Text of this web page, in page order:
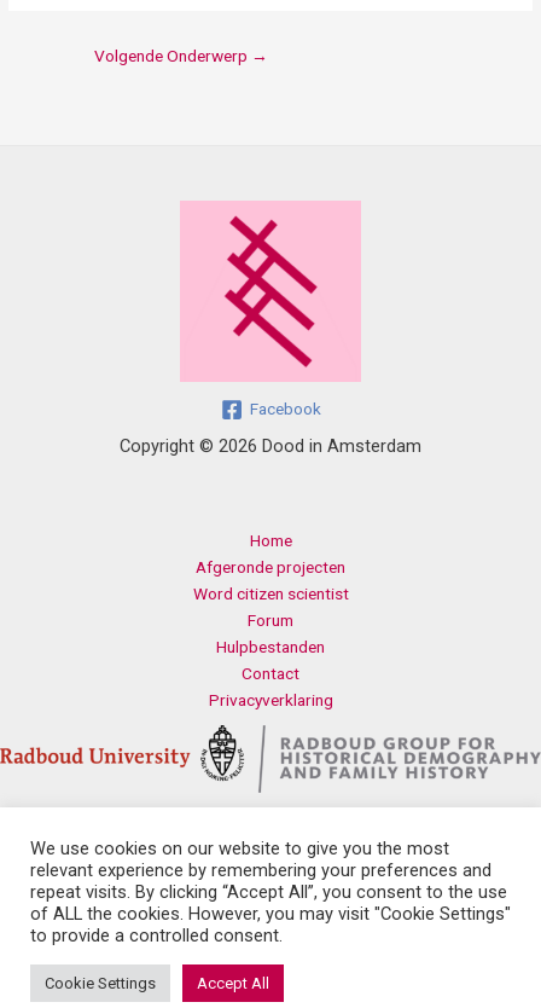
Volgende Onderwerp →
Facebook
Copyright © 2026 Dood in Amsterdam
Home
Afgeronde projecten
Word citizen scientist
Forum
Hulpbestanden
Contact
Privacyverklaring
Contact
Radboud Universiteit
Erasmusplein 1
6525 HT Nijmegen
We use cookies on our website to give you the most
relevant experience by remembering your preferences and
repeat visits. By clicking “Accept All”, you consent to the use
of ALL the cookies. However, you may visit "Cookie Settings"
to provide a controlled consent.
Cookie Settings Accept All